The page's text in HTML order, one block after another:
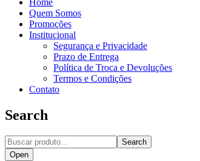
Quem Somos
Promoções
Institucional
Segurança e Privacidade
Prazo de Entrega
Política de Troca e Devoluções
Termos e Condições
Contato
Search
Search
Open